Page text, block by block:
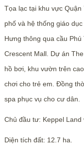
Tọa lạc tại khu vực
phố và hệ thống giáo
Hưng thông qua cầu
Crescent Mall. Dự án
hồ bơi, khu vườn trên
chơi cho trẻ em. Đồng
spa phục vụ cho cư dân.
Chủ đầu tư: Keppel Land
Diện tích đất: 12.7 ha.